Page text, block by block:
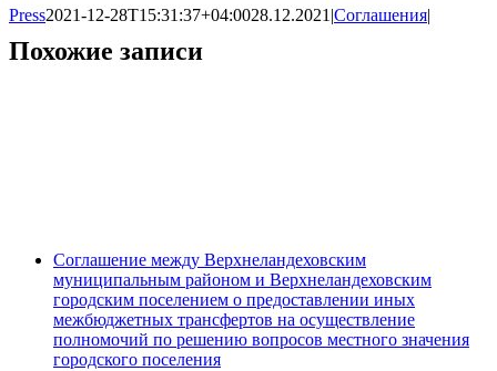
Press2021-12-28T15:31:37+04:0028.12.2021|Соглашения|
Похожие записи
Соглашение между Верхнеландеховским
муниципальным районом и Верхнеландеховским
городским поселением о предоставлении иных
межбюджетных трансфертов на осуществление
полномочий по решению вопросов местного значения
городского поселения